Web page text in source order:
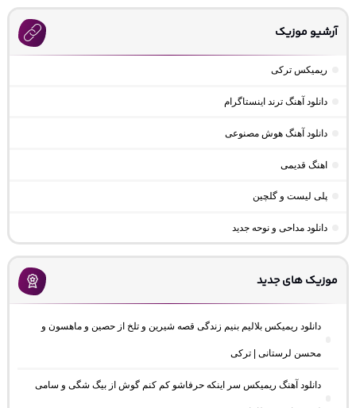
آرشیو موزیک
ریمیکس ترکی
دانلود آهنگ ترند اینستاگرام
دانلود آهنگ هوش مصنوعی
اهنگ قدیمی
پلی لیست و گلچین
دانلود مداحی و نوحه جدید
موزیک های جدید
دانلود ریمیکس بلالیم بنیم زندگی قصه شیرین و تلخ از حصین و ماهسون و
محسن لرستانی | ترکی
دانلود آهنگ ریمیکس سر اینکه حرفاشو کم کنم گوش از بیگ شگی و سامی